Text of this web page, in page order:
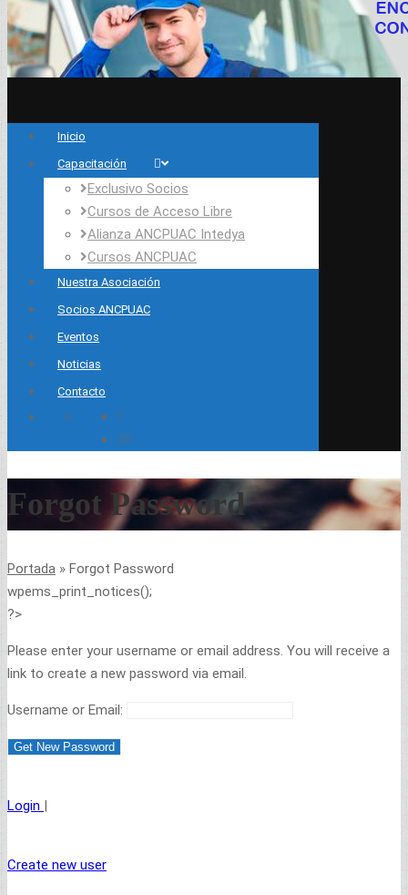
Inicio
Capacitación
Exclusivo Socios
Cursos de Acceso Libre
Alianza ANCPUAC Intedya
Cursos ANCPUAC
Nuestra Asociación
Socios ANCPUAC
Eventos
Noticias
Contacto
Forgot Password
Portada » Forgot Password
wpems_print_notices();
?>
Please enter your username or email address. You will receive a
link to create a new password via email.
Username or Email:
Login |
Create new user